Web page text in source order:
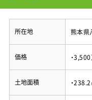
所在地 熊本県
価格 ・
土地面積 ・